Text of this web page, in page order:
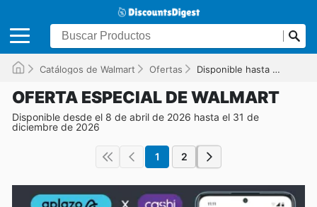
Catálogos de Walmart Ofertas Disponible hasta el 31/12/2026
OFERTA ESPECIAL DE WALMART
Disponible desde el 8 de abril de 2026 hasta el 31 de
diciembre de 2026
1 2